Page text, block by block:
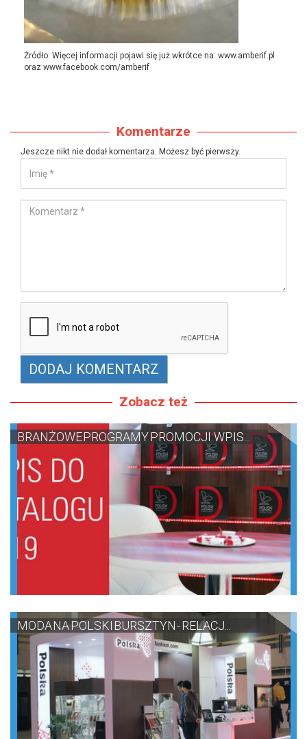
Żródło: Więcej informacji pojawi się już wkrótce na: www.amberif.pl
oraz www.facebook.com/amberif
Komentarze
Jeszcze nikt nie dodał komentarza. Możesz być pierwszy.
Zobacz też
BRANŻOWE PROGRAMY PROMOCJI: WPIS...
MODA NA POLSKI BURSZTYN - RELACJ...